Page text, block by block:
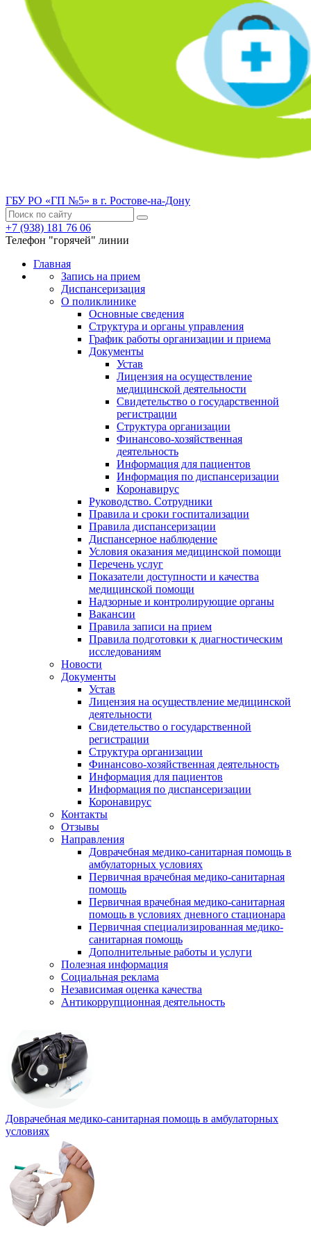
ГБУ РО «ГП №5» в г. Ростове-на-Дону
+7 (938) 181 76 06
Телефон "горячей" линии
Главная
Запись на прием
Диспансеризация
О поликлинике
Основные сведения
Структура и органы управления
График работы организации и приема
Документы
Устав
Лицензия на осуществление
медицинской деятельности
Свидетельство о государственной
регистрации
Структура организации
Финансово-хозяйственная
деятельность
Информация для пациентов
Информация по диспансеризации
Коронавирус
Руководство. Сотрудники
Правила и сроки госпитализации
Правила диспансеризации
Диспансерное наблюдение
Условия оказания медицинской помощи
Перечень услуг
Показатели доступности и качества
медицинской помощи
Надзорные и контролирующие органы
Вакансии
Правила записи на прием
Правила подготовки к диагностическим
исследованиям
Новости
Документы
Устав
Лицензия на осуществление медицинской
деятельности
Свидетельство о государственной
регистрации
Структура организации
Финансово-хозяйственная деятельность
Информация для пациентов
Информация по диспансеризации
Коронавирус
Контакты
Отзывы
Направления
Доврачебная медико-санитарная помощь в
амбулаторных условиях
Первичная врачебная медико-санитарная
помощь
Первичная врачебная медико-санитарная
помощь в условиях дневного стационара
Первичная специализированная медико-
санитарная помощь
Дополнительные работы и услуги
Полезная информация
Социальная реклама
Независимая оценка качества
Антикоррупционная деятельность
Доврачебная медико-санитарная помощь в амбулаторных
условиях